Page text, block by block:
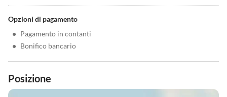
Opzioni di pagamento
• Pagamento in contanti
• Bonifico bancario
Posizione